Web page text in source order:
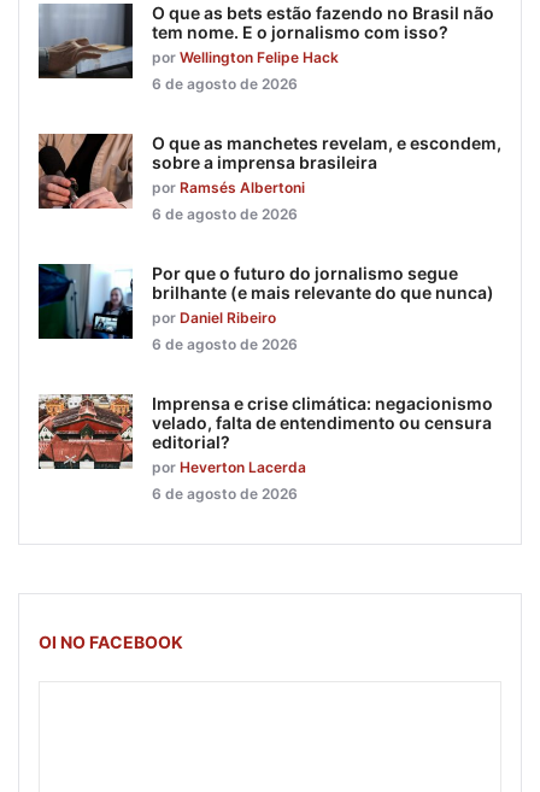
O que as bets estão fazendo no Brasil não
tem nome. E o jornalismo com isso?
por Wellington Felipe Hack
6 de agosto de 2026
O que as manchetes revelam, e escondem,
sobre a imprensa brasileira
por Ramsés Albertoni
6 de agosto de 2026
Por que o futuro do jornalismo segue
brilhante (e mais relevante do que nunca)
por Daniel Ribeiro
6 de agosto de 2026
Imprensa e crise climática: negacionismo
velado, falta de entendimento ou censura
editorial?
por Heverton Lacerda
6 de agosto de 2026
OI NO FACEBOOK